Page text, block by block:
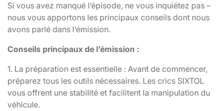
Si vous avez manqué l’épisode, ne vous inquiétez pas –
nous vous apportons les principaux conseils dont nous
avons parlé dans l’émission.
Conseils principaux de l’émission :
1. La préparation est essentielle : Avant de commencer,
préparez tous les outils nécessaires. Les crics SIXTOL
vous offrent une stabilité et facilitent la manipulation du
véhicule.